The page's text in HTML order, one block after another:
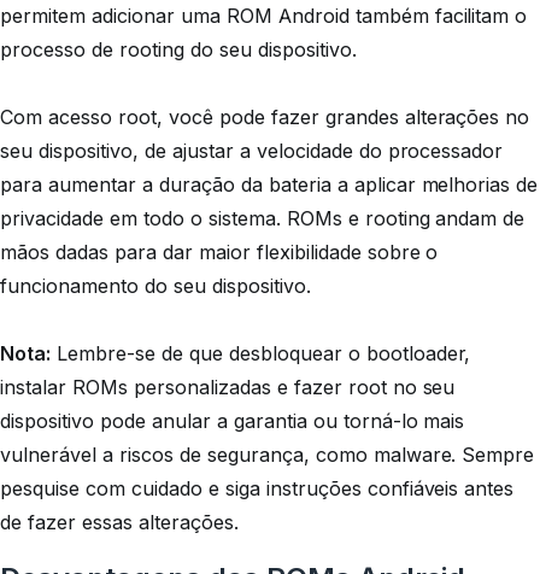
permitem adicionar uma ROM Android também facilitam o
processo de rooting do seu dispositivo.
Com acesso root, você pode fazer grandes alterações no
seu dispositivo, de ajustar a velocidade do processador
para aumentar a duração da bateria a aplicar melhorias de
privacidade em todo o sistema. ROMs e rooting andam de
mãos dadas para dar maior flexibilidade sobre o
funcionamento do seu dispositivo.
Nota: Lembre-se de que desbloquear o bootloader,
instalar ROMs personalizadas e fazer root no seu
dispositivo pode anular a garantia ou torná-lo mais
vulnerável a riscos de segurança, como malware. Sempre
pesquise com cuidado e siga instruções confiáveis ​​antes
de fazer essas alterações.